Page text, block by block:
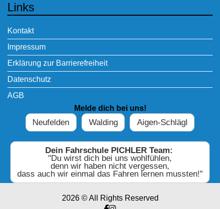
Links
Kontakt
Impressum
Erklärung zur Barrierefreiheit
Datenschutz
AGB
Melde dich bei uns!
Neufelden Walding Aigen-Schlägl
Dein Fahrschule PICHLER Team:
"Du wirst dich bei uns wohlfühlen,
denn wir haben nicht vergessen,
dass auch wir einmal das Fahren lernen mussten!”
2026 © All Rights Reserved